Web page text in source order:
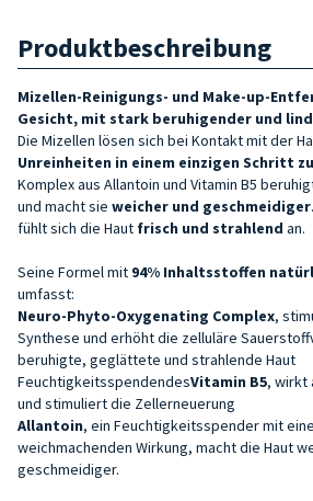
Produktbeschreibung
Mizellen-Reinigungs- und Make-up-
Gesicht, mit stark beruhigender und
Die Mizellen lösen sich bei Kontakt mit der
Unreinheiten in einem einzigen Schritt
Komplex aus Allantoin und Vitamin B5
und macht sie weicher und geschmeidiger.
fühlt sich die Haut frisch und strahlend an.
Seine Formel mit 94% Inhaltsstoffen
umfasst:
Neuro-Phyto-Oxygenating Complex,
Synthese und erhöht die zelluläre
beruhigte, geglättete und strahlende Haut
FeuchtigkeitsspendendesVitamin B5, wirkt
und stimuliert die Zellerneuerung
Allantoin, ein Feuchtigkeitsspender mit
weichmachenden Wirkung, macht die Haut
geschmeidiger.